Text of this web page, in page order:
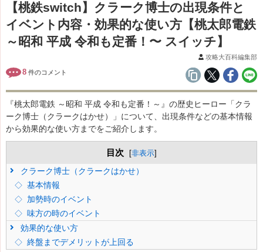
【桃鉄switch】クラーク博士の出現条件と
イベント内容・効果的な使い方【桃太郎電鉄
～昭和 平成 令和も定番！〜 スイッチ】
攻略大百科編集部
8 件のコメント
『桃太郎電鉄 ～昭和 平成 令和も定番！～』の歴史ヒーロー「クラ
ーク博士（クラークはかせ）」について、出現条件などの基本情報
から効果的な使い方までをご紹介します。
目次 [非表示]
クラーク博士（クラークはかせ）
基本情報
加勢時のイベント
味方の時のイベント
効果的な使い方
終盤までデメリットが上回る